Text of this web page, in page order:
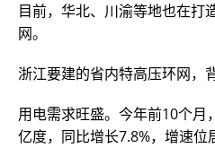
目前，华北、川渝等地也在打
网。
浙江要建的省内特高压环网，
用电需求旺盛。今年前10个月
亿度，同比增长7.8%，增速位